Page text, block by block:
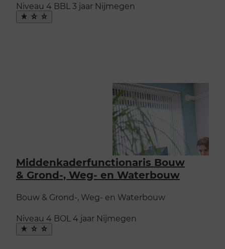
Niveau 4 BBL 3 jaar Nijmegen
Maak
favoriet
Middenkaderfunctionaris Bouw
& Grond-, Weg- en Waterbouw
Bouw & Grond-, Weg- en Waterbouw
Niveau 4 BOL 4 jaar Nijmegen
Maak
favoriet